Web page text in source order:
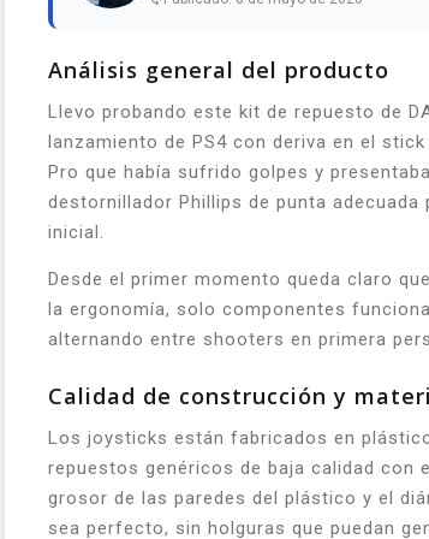
Análisis general del producto
Llevo probando este kit de repuesto de
lanzamiento de PS4 con deriva en el
Pro que había sufrido golpes y
destornillador Phillips de punta
inicial.
Desde el primer momento queda claro
la ergonomía, solo componentes
alternando entre shooters en primera
Calidad de construcción y
Los joysticks están fabricados en
repuestos genéricos de baja calidad
grosor de las paredes del plástico y el
sea perfecto, sin holguras que puedan